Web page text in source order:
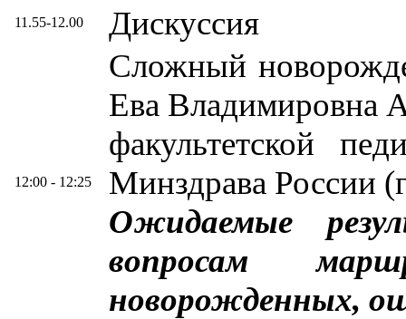
11.55-12.00 Дискуссия
12:00 - 12:25
Сложный
Ева Владимировна
факультетской
Минздрава России
Ожидаемые
вопросам
новорожденных,